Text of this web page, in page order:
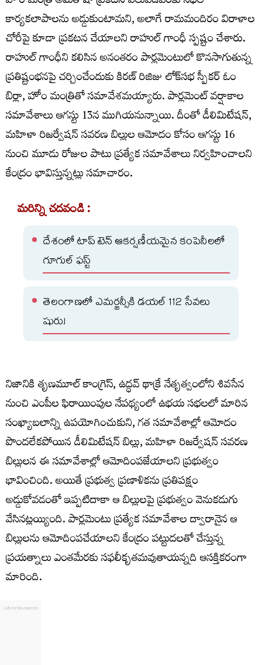
కార్యకలాపాలను అడ్డుకుంటామని, అలాగే రామమందిరం విరాళాల
చోరీపై కూడా ప్రకటన చేయాలని రాహుల్ గాంధీ స్పష్టం చేశారు.
రాహుల్ గాంధీని కలిసిన అనంతరం పార్లమెంటులో కొనసాగుతున్న
ప్రతిష్టంభనపై చర్చించేందుకు కిరణ్ రిజిజు లోక్‌సభ స్పీకర్ ఓం
బిర్లా, హోం మంత్రితో సమావేశమయ్యారు. పార్లమెంట్‌ వర్షాకాల
సమావేశాలు ఆగస్టు 13న ముగియనున్నాయి. దీంతో డీలిమిటేషన్,
మహిళా రిజర్వేషన్ సవరణ బిల్లుల ఆమోదం కోసం ఆగస్టు 16
నుంచి మూడు రోజుల పాటు ప్రత్యేక సమావేశాలు నిర్వహించాలని
కేంద్రం భావిస్తున్నట్లు సమాచారం.
మరిన్ని చదవండి :
దేశంలో టాప్ టెన్ ఆకర్షణీయమైన కంపెనీలలో
గూగుల్‌ ఫస్ట్‌
తెలంగాణలో ఎమర్జన్సీకి డయల్ 112 సేవలు
షురు!
నిజానికి తృణమూల్ కాంగ్రెస్, ఉద్ధవ్ థాక్రే నేతృత్వంలోని శివసేన
నుంచి ఎంపీల ఫిరాయింపుల నేపథ్యంలో ఉభయ సభలలో మారిన
సంఖ్యాబలాన్ని ఉపయోగించుకుని, గత సమావేశాల్లో ఆమోదం
పొందలేకపోయిన డీలిమిటేషన్ బిల్లు, మహిళా రిజర్వేషన్ సవరణ
బిల్లులన ఈ సమావేశాల్లో ఆమోదింపజేయాలని ప్రభుత్వం
భావించింది. అయితే ప్రభుత్వ ప్రణాళికను ప్రతిపక్షం
అడ్డుకోవడంతో ఇప్పటిదాకా ఆ బిల్లులపై ప్రభుత్వం వెనుకడుగు
వేసినట్లయ్యింది. పార్లమెంటు ప్రత్యేక సమావేశాల ద్వారానైన ఆ
బిల్లులను ఆమోదింపచేయాలని కేంద్రం పట్టుదలతో చేస్తున్న
ప్రయత్నాలు ఎంతమేరకు సఫలీకృతమవుతాయన్నది ఆసక్తికరంగా
మారింది.